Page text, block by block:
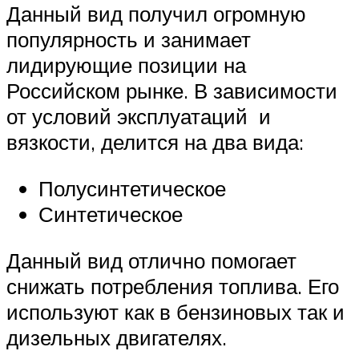
Данный вид получил огромную
популярность и занимает
лидирующие позиции на
Российском рынке. В зависимости
от условий эксплуатаций и
вязкости, делится на два вида:
Полусинтетическое
Синтетическое
Данный вид отлично помогает
снижать потребления топлива. Его
используют как в бензиновых так и
дизельных двигателях.